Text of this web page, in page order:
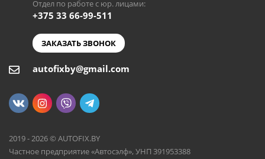
Отдел по работе с юр. лицами:
+375 33 66-99-511
ЗАКАЗАТЬ ЗВОНОК
autofixby@gmail.com
2019 - 2026 © AUTOFIX.BY
Частное предприятие «Автосэлф», УНП 391953388